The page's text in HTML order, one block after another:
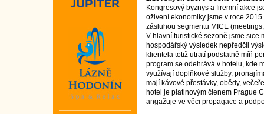
Kongresový byznys a firemní akce
oživení ekonomiky jsme v roce
zásluhou segmentu MICE
V hlavní turistické sezoně jsme sice
hospodářský výsledek nepředčil
klientela totiž utratí podstatně míň
program se odehrává v hotelu, kde
využívají doplňkové služby,
mají kávové přestávky, obědy,
hotel je platinovým členem Prague
angažuje ve věci propagace a